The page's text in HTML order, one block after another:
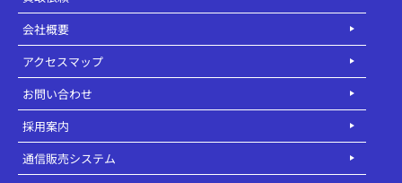
会社概要
アクセスマップ
お問い合わせ
採用案内
通信販売システム